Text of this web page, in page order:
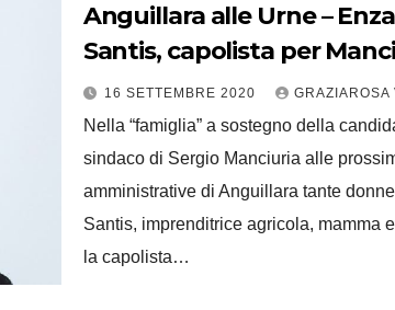
Anguillara alle Urne – Enza De
Santis, capolista per
Sindaco: “La mia proposta
personale il progetto
Cresco”
16 SETTEMBRE 2020 GRAZIAROSA
Nella “famiglia” a sostegno della
sindaco di Sergio Manciuria alle
amministrative di Anguillara tante
Santis, imprenditrice agricola, mamma
la capolista…